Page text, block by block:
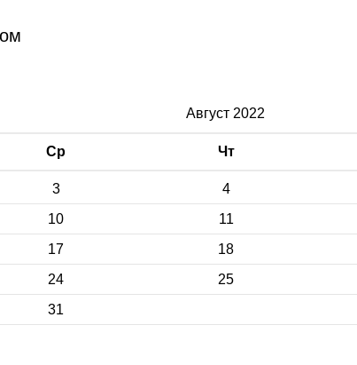
Август 2022
Ср Чт
3 4
10 11
17 18
24 25
31